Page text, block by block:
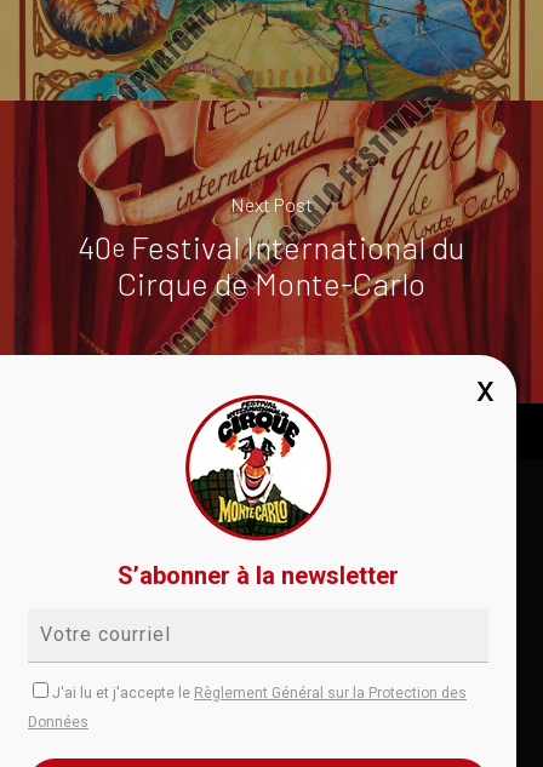
Next Post
40e Festival International du
Cirque de Monte-Carlo
Conditions de vente RGPD
Règlement
facebook youtube
instagram
S’abonner à la newsletter
J'ai lu et j'accepte le Règlement Général sur la Protection des
Données